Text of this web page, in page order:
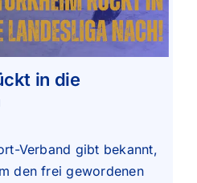
in die
Verband gibt bekannt,
den frei gewordenen